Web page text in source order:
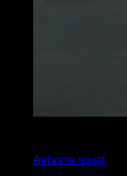
Airborne squat